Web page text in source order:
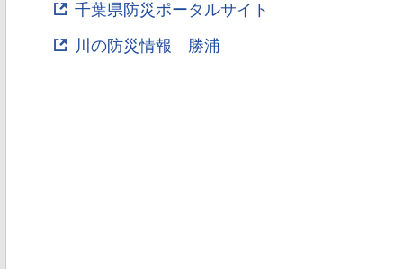
千葉県防災ポータルサイト
川の防災情報 勝浦